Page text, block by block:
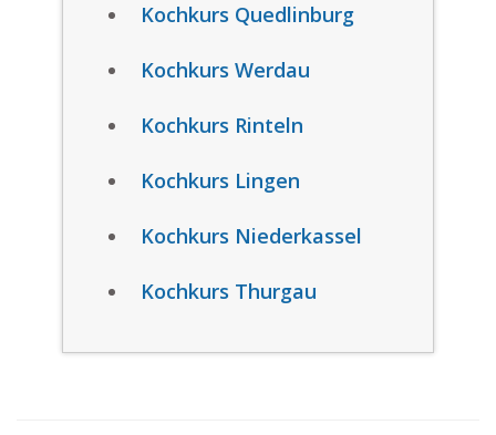
Kochkurs Quedlinburg
Kochkurs Werdau
Kochkurs Rinteln
Kochkurs Lingen
Kochkurs Niederkassel
Kochkurs Thurgau